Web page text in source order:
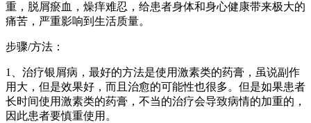
重，脱屑瘀血，燥痒难忍，给患者身体和身心健康带来极大的
痛苦，严重影响到生活质量。
步骤/方法：
1、治疗银屑病，最好的方法是使用激素类的药膏，虽说副作
用大，但是效果好，而且治愈的可能性也很多。但是如果患者
长时间使用激素类的药膏，不当的治疗会导致病情的加重的，
因此患者要慎重使用。